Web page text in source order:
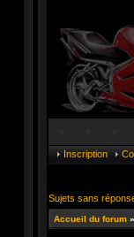
Inscription
Sujets sans
Accueil du forum »